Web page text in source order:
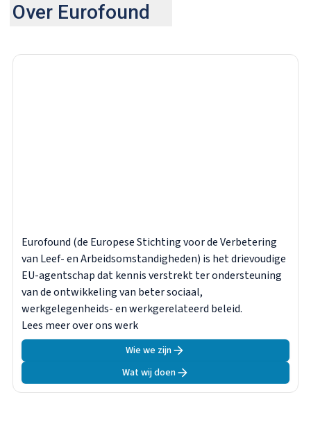
Over Eurofound
Eurofound (de Europese Stichting voor de Verbetering
van Leef- en Arbeidsomstandigheden) is het drievoudige
EU-agentschap dat kennis verstrekt ter ondersteuning
van de ontwikkeling van beter sociaal,
werkgelegenheids- en werkgerelateerd beleid.
Lees meer over ons werk
Wie we zijn
Wat wij doen